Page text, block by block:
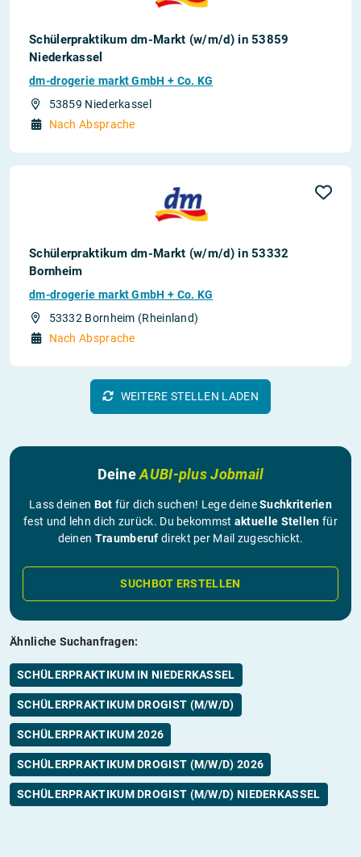
Schülerpraktikum dm-Markt (w/m/d) in 53859
Niederkassel
dm-drogerie markt GmbH + Co. KG
53859 Niederkassel
Nach Absprache
Schülerpraktikum dm-Markt (w/m/d) in 53332
Bornheim
dm-drogerie markt GmbH + Co. KG
53332 Bornheim (Rheinland)
Nach Absprache
WEITERE STELLEN LADEN
DeineAUBI-plus Jobmail
Lass deinen Bot für dich suchen! Lege deineSuchkriterien
fest und lehn dich zurück. Du bekommst aktuelle Stellen für
deinen Traumberuf direkt per Mail zugeschickt.
SUCHBOT ERSTELLEN
Ähnliche Suchanfragen:
SCHÜLERPRAKTIKUM IN NIEDERKASSEL
SCHÜLERPRAKTIKUM DROGIST (M/W/D)
SCHÜLERPRAKTIKUM 2026
SCHÜLERPRAKTIKUM DROGIST (M/W/D) 2026
SCHÜLERPRAKTIKUM DROGIST (M/W/D) NIEDERKASSEL